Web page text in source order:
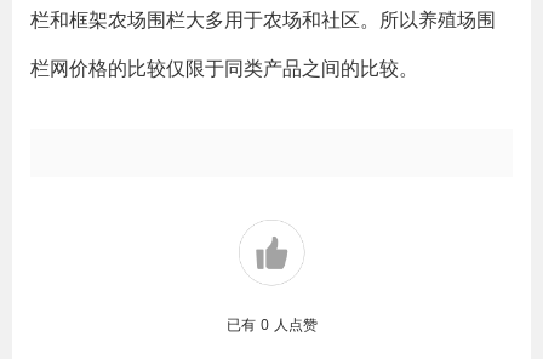
栏和框架农场围栏大多用于农场和社区。所以养殖场围
栏网价格的比较仅限于同类产品之间的比较。
已有 0 人点赞